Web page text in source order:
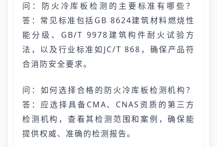
问：防火冷库板检测的主要标准有哪些？
答：常见标准包括GB 8624建筑材料燃烧性
能分级、GB/T 9978建筑构件耐火试验方
法，以及行业标准如JC/T 868，确保产品符
合消防安全要求。
问：如何选择合格的防火冷库板检测机构？
答：应选择具备CMA、CNAS资质的第三方
检测机构，查看其检测范围和案例，确保能
提供权威、准确的检测报告。